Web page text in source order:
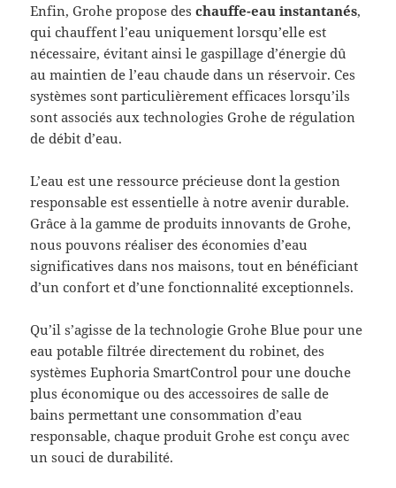
Enfin, Grohe propose deschauffe-eau instantanés,
qui chauffent l’eau uniquement lorsqu’elle est
nécessaire, évitant ainsi le gaspillage d’énergie dû
au maintien de l’eau chaude dans un réservoir. Ces
systèmes sont particulièrement efficaces lorsqu’ils
sont associés aux technologies Grohe de régulation
de débit d’eau.
L’eau est une ressource précieuse dont la gestion
responsable est essentielle à notre avenir durable.
Grâce à la gamme de produits innovants de Grohe,
nous pouvons réaliser des économies d’eau
significatives dans nos maisons, tout en bénéficiant
d’un confort et d’une fonctionnalité exceptionnels.
Qu’il s’agisse de la technologie Grohe Blue pour une
eau potable filtrée directement du robinet, des
systèmes Euphoria SmartControl pour une douche
plus économique ou des accessoires de salle de
bains permettant une consommation d’eau
responsable, chaque produit Grohe est conçu avec
un souci de durabilité.